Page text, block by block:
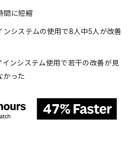
間に短縮
ンシステムの使用で8人中5人が改善
インシステム使用で若干の改善が見
かった